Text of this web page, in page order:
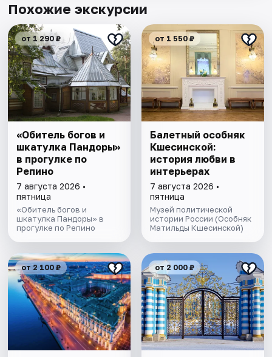
Похожие экскурсии
от 1 290 ₽
«Обитель богов и
шкатулка Пандоры»
в прогулке по
Репино
7 августа 2026 •
пятница
«Обитель богов и
шкатулка Пандоры» в
прогулке по Репино
от 1 550 ₽
Балетный особняк
Кшесинской:
история любви в
интерьерах
7 августа 2026 •
пятница
Музей политической
истории России (Особняк
Матильды Кшесинской)
от 2 100 ₽ от 2 000 ₽